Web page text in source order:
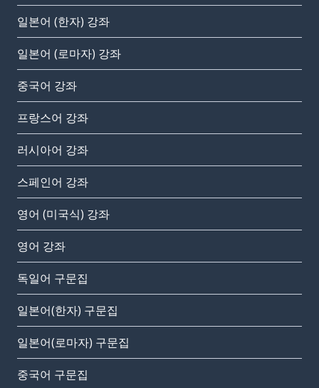
일본어 (한자) 강좌
일본어 (로마자) 강좌
중국어 강좌
프랑스어 강좌
러시아어 강좌
스페인어 강좌
영어 (미국식) 강좌
영어 강좌
독일어 구문집
일본어(한자) 구문집
일본어(로마자) 구문집
중국어 구문집